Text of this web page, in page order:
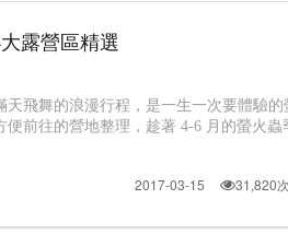
露營區精選
天飛舞的浪漫行程，是一生一次要體驗的
前往的營地整理，趁著 4-6 月的螢火蟲
2017-03-15 31,820